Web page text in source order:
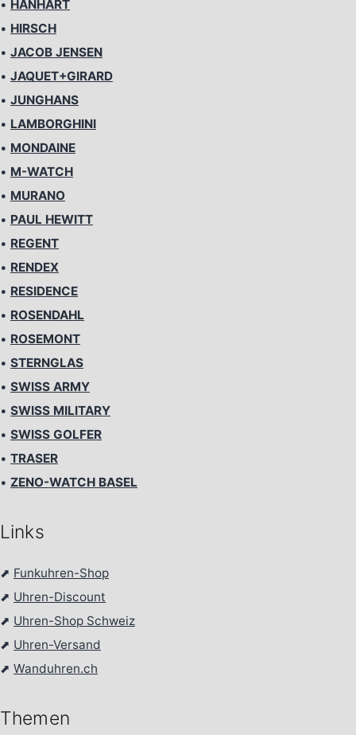
• HANHART
• HIRSCH
• JACOB JENSEN
• JAQUET+GIRARD
• JUNGHANS
• LAMBORGHINI
• MONDAINE
• M-WATCH
• MURANO
• PAUL HEWITT
• REGENT
• RENDEX
• RESIDENCE
• ROSENDAHL
• ROSEMONT
• STERNGLAS
• SWISS ARMY
• SWISS MILITARY
• SWISS GOLFER
• TRASER
• ZENO-WATCH BASEL
Links
⬈ Funkuhren-Shop
⬈ Uhren-Discount
⬈ Uhren-Shop Schweiz
⬈ Uhren-Versand
⬈ Wanduhren.ch
Themen